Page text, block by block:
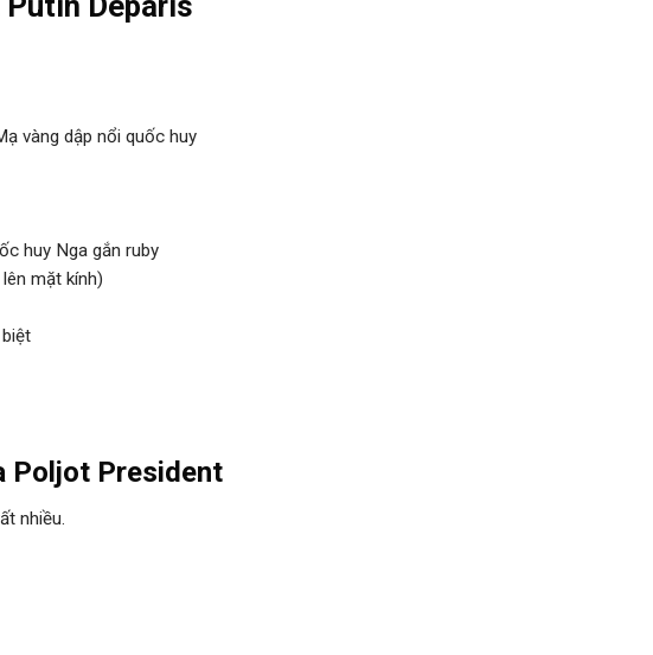
vàng dập nổi quốc huy
huy Nga gắn ruby
mặt kính)
Poljot President
nhiều.